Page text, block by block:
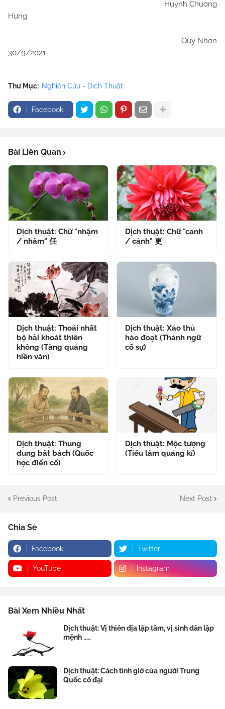
Huỳnh Chương
Hưng
Quy Nhơn
30/9/2021
Thư Mục: Nghiên Cứu - Dịch Thuật
Facebook
Bài Liên Quan
Dịch thuật: Chữ "nhậm
/ nhâm" 任
Dịch thuật: Chữ "canh
/ cánh" 更
Dịch thuật: Thoái nhất
bộ hải khoát thiên
không (Tăng quảng
hiền văn)
Dịch thuật: Xảo thủ
hào đoạt (Thành ngữ
cố sự)
Dịch thuật: Thung
dung bất bách (Quốc
học điển cố)
Dịch thuật: Mộc tượng
(Tiếu lâm quảng kí)
Previous Post Next Post
Chia Sẻ
Facebook Twitter
YouTube Instagram
Bài Xem Nhiều Nhất
Dịch thuật: Vị thiên địa lập tâm, vị sinh dân lập
mệnh .....
Dịch thuật: Cách tính giờ của người Trung
Quốc cổ đại